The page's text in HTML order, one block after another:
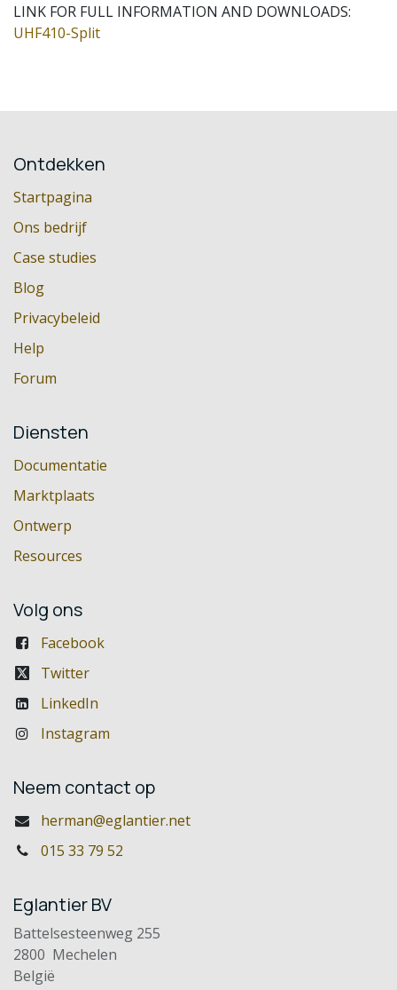
LINK FOR FULL INFORMATION AND DOWNLOADS:
UHF410-Split
Ontdekken
Startpagina
Ons bedrijf
Case studies
Blog
Privacybeleid
Help
Forum
Diensten
Documentatie
Marktplaats
Ontwerp
Resources
Volg ons
Facebook
Twitter
LinkedIn
Instagram
Neem contact op
herman@eglantier.net
015 33 79 52
Eglantier BV
Battelsesteenweg 255
2800 Mechelen
België